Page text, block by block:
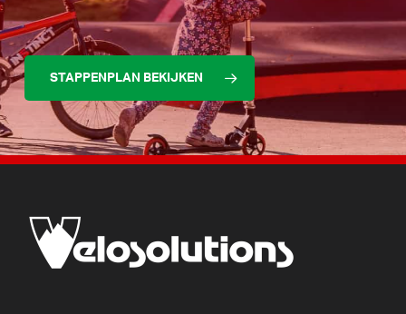
STAPPENPLAN BEKIJKEN